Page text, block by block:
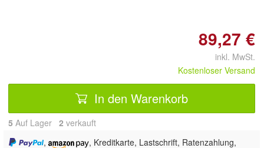
89,27 €
inkl. MwSt.
Kostenloser Versand
In den Warenkorb
5 Auf Lager 2 verkauft
,
, Kreditkarte, Lastschrift, Ratenzahlung,